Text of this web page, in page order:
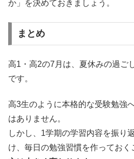
か」を決めておきましょう。
まとめ
高1・高2の7月は、夏休みの過ご
です。
高3生のように本格的な受験勉強
はありません。
しかし、1学期の学習内容を振り
け、毎日の勉強習慣を作っておく